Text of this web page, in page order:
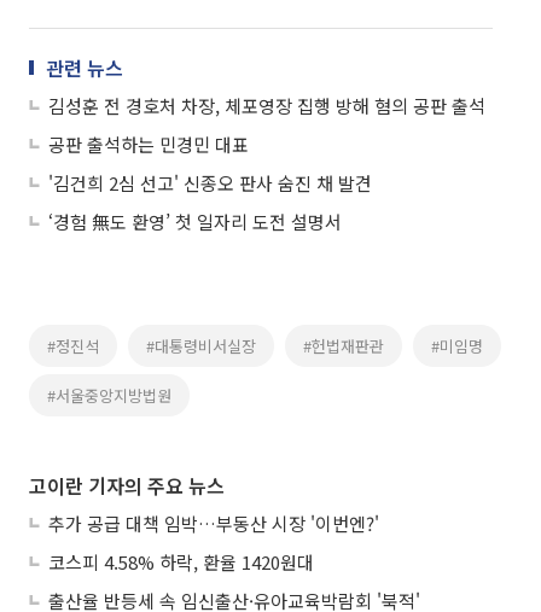
관련 뉴스
김성훈 전 경호처 차장, 체포영장 집행 방해 혐의 공판 출석
공판 출석하는 민경민 대표
'김건희 2심 선고' 신종오 판사 숨진 채 발견
‘경험 無도 환영’ 첫 일자리 도전 설명서
#정진석 #대통령비서실장 #헌법재판관 #미임명
#서울중앙지방법원
고이란 기자의 주요 뉴스
추가 공급 대책 임박…부동산 시장 '이번엔?'
코스피 4.58% 하락, 환율 1420원대
출산율 반등세 속 임신출산·유아교육박람회 '북적'